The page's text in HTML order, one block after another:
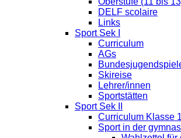
DELF scolaire
Links
Sport Sek I
Curriculum
AGs
Skireise
Lehrer/innen
Sportstätten
Sport Sek II
Curriculum Klasse
Sport in der